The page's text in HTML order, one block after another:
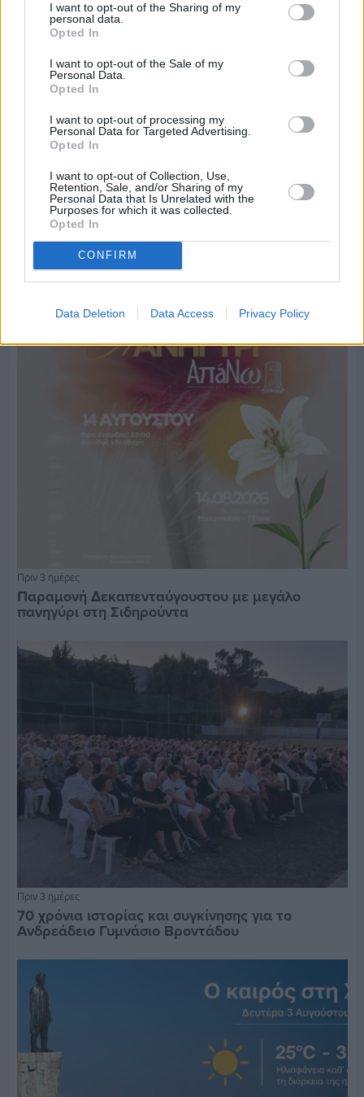
I want to opt-out of the Sharing of my
personal data.
Opted In
I want to opt-out of the Sale of my
Personal Data.
Opted In
I want to opt-out of processing my
Personal Data for Targeted Advertising.
Opted In
I want to opt-out of Collection, Use,
Retention, Sale, and/or Sharing of my
Personal Data that Is Unrelated with the
Purposes for which it was collected.
Opted In
CONFIRM
Data Deletion Data Access Privacy Policy
Πριν 3 ημέρες
Οι ξεχωριστές καλοκαιρινές προτάσεις του
Πριν 3 ημέρες
Παραμονή Δεκαπενταύγουστου με μεγάλο
πανηγύρι στη Σιδηρούντα
Πριν 3 ημέρες
70 χρόνια ιστορίας και συγκίνησης για το
Ανδρεάδειο Γυμνάσιο Βροντάδου